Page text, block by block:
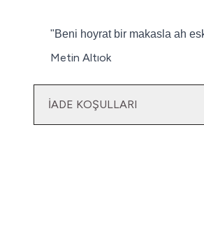
"Beni hoyrat bir makasla ah
Metin Altıok
İADE KOŞULLARI